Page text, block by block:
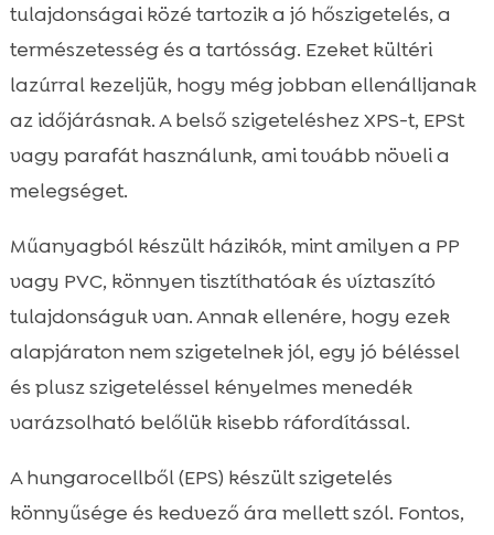
tulajdonságai közé tartozik a jó hőszigetelés, a
természetesség és a tartósság. Ezeket kültéri
lazúrral kezeljük, hogy még jobban ellenálljanak
az időjárásnak. A belső szigeteléshez XPS-t, EPSt
vagy parafát használunk, ami tovább növeli a
melegséget.
Műanyagból készült házikók, mint amilyen a PP
vagy PVC, könnyen tisztíthatóak és víztaszító
tulajdonságuk van. Annak ellenére, hogy ezek
alapjáraton nem szigetelnek jól, egy jó béléssel
és plusz szigeteléssel kényelmes menedék
varázsolható belőlük kisebb ráfordítással.
A hungarocellből (EPS) készült szigetelés
könnyűsége és kedvező ára mellett szól. Fontos,